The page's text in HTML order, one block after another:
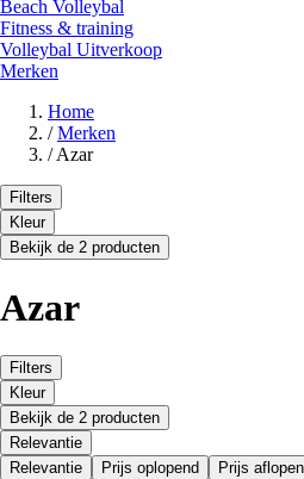
Beach Volleybal
Fitness & training
Volleybal Uitverkoop
Merken
Home
/ Merken
/Azar
Filters
Kleur
Bekijk de 2 producten
Azar
Filters
Kleur
Bekijk de 2 producten
Relevantie
Relevantie
Prijs oplopend Prijs